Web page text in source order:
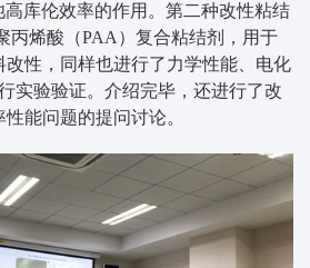
库伦效率的作用。第二种改性粘结
丙烯酸（PAA）复合粘结剂，用于
性，同样也进行了力学性能、电化
实验验证。介绍完毕，还进行了改
能问题的提问讨论。